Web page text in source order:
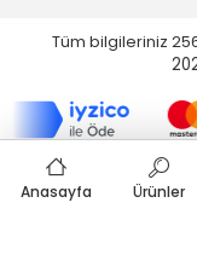
Tüm bilgileriniz
Anasayfa Ürünler